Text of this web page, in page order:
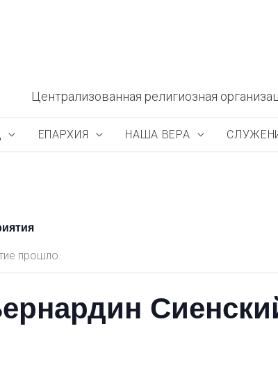
Централизованная религиозная
ЕПАРХИЯ НАША ВЕРА
прошло.